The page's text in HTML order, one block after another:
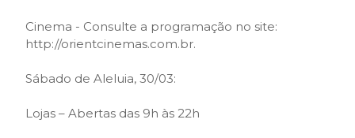
Cinema - Consulte a programação no site:
http://orientcinemas.com.br.
Sábado de Aleluia, 30/03:
Lojas – Abertas das 9h às 22h